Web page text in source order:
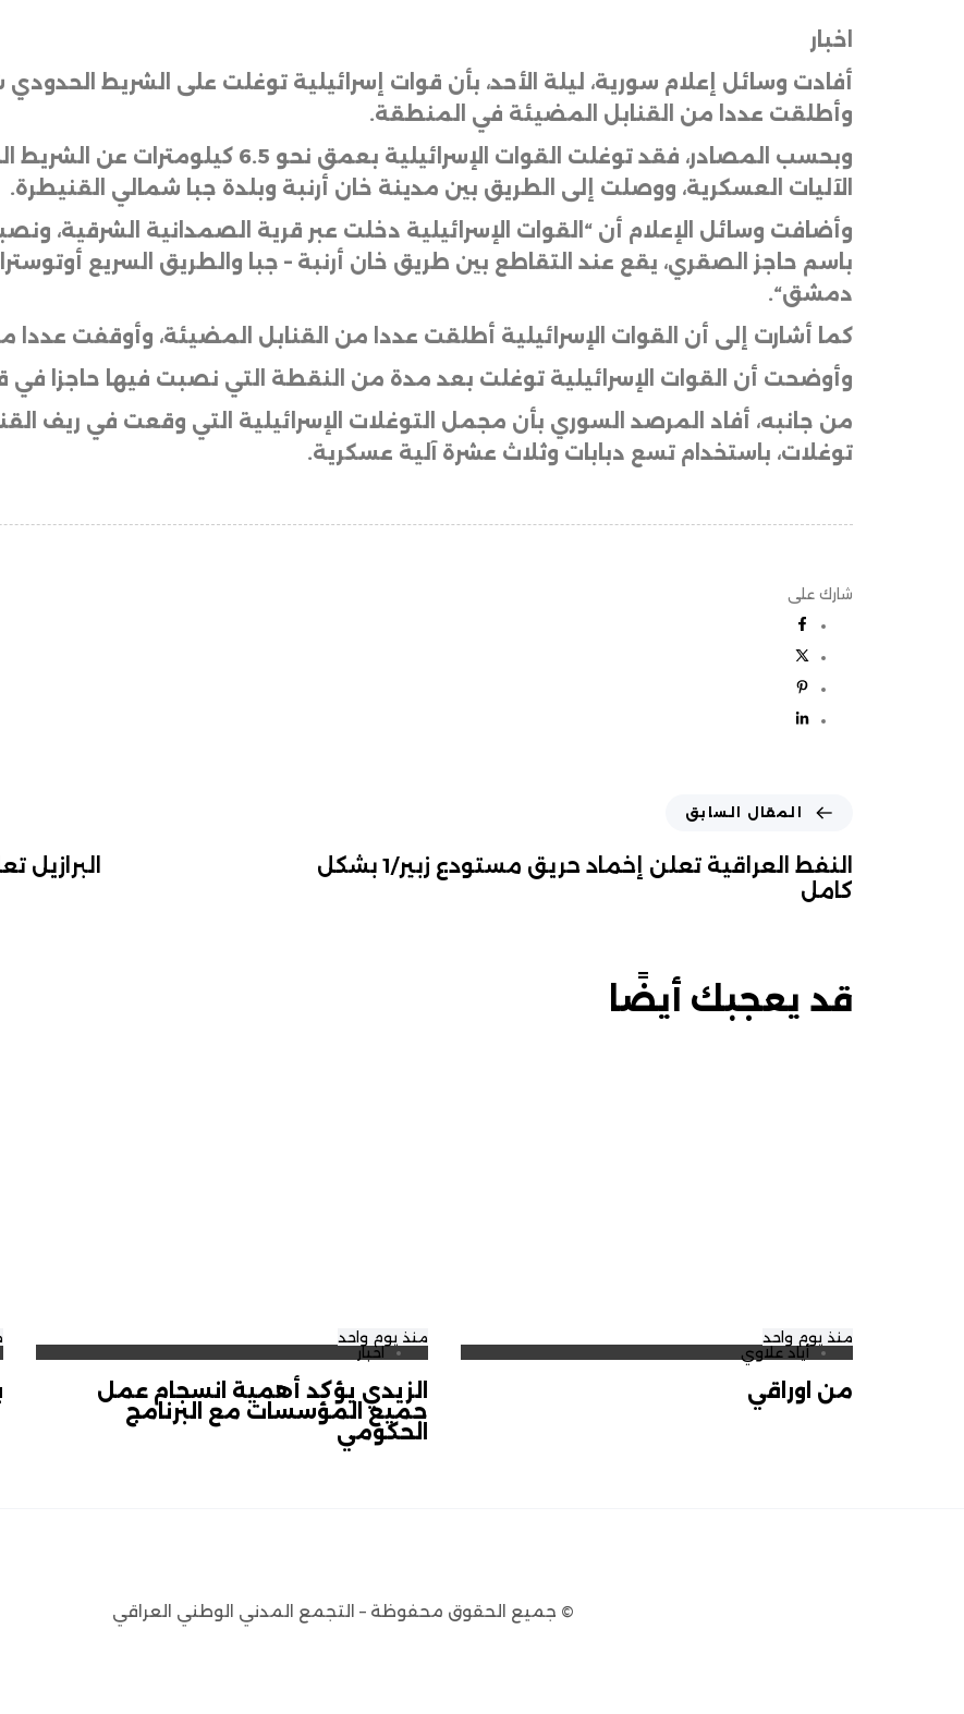
اخبار
أفادت وسائل إعلام سورية، ليلة الأحد، بأن قوات إسرائيلية توغلت على الشريط
وأطلقت عددا من القنابل المضيئة في المنطقة.
وبحسب المصادر، فقد توغلت القوات
الآليات العسكرية، ووصلت إلى الطريق بين مدينة خان أرنبة وبلدة جبا شمالي القنيطرة.
وأضافت وسائل الإعلام أن “القوات الإسرائيلية دخلت عبر قرية الصمدانية الشرقية،
باسم حاجز الصقري، يقع عند التقاطع بين طريق خان أرنبة – جبا والطريق السريع
دمشق“.
كما أشارت إلى أن القوات الإسرائيلية أطلقت عددا من القنابل المضيئة، وأوقفت عددا من
وأوضحت أن القوات الإسرائيلية توغلت بعد مدة من النقطة التي نصبت فيها حاجزا في
توغلات، باستخدام تسع دبابات وثلاث عشرة آلية عسكرية.
شارك على
المقال السابق
النفط العراقية تعلن إخماد حريق مستودع زبير/1 بشكل
كامل
قد يعجبك أيضًا
منذ يوم واحد
أياد علاوي
من اوراقي
منذ يوم واحد
اخبار
الزيدي يؤكد أهمية انسجام عمل
جميع المؤسسات مع البرنامج
الحكومي
© جميع الحقوق محفوظة – التجمع المدني الوطني العراقي